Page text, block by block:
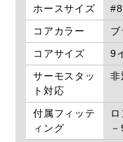
ホースサイズ
#8
コアカラー
コアサイズ
9
サーモスタッ
ト対応
非
付属フィッテ
ィング